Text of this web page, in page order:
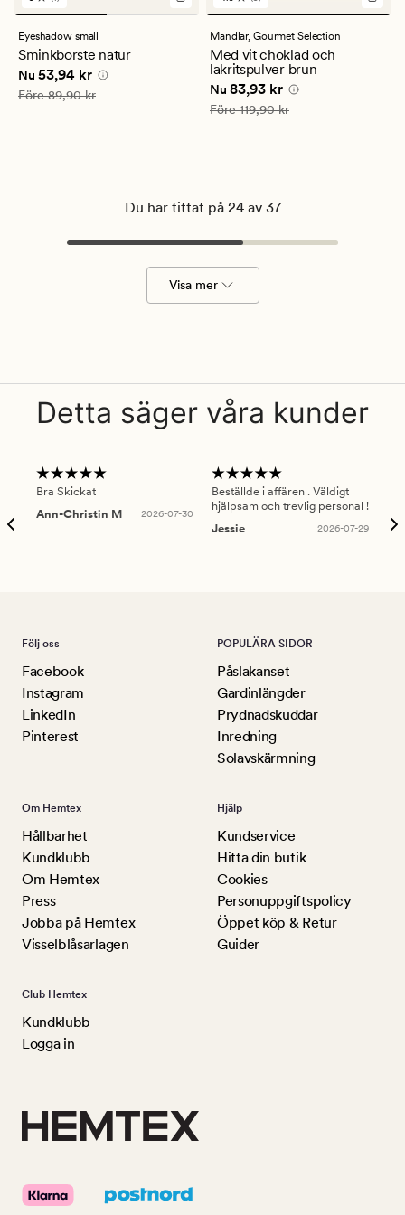
omdömen
med
ett
genomsnittligt
betyg
på
5
Eyeshadow small
Sminkborste natur
Nuvarande pris
Nu 53,94 kr
Ordinarie pris
Före89,90 kr
omdömen
med
ett
genomsnittligt
betyg
på
4.5
Mandlar, Gourmet Selection
Med vit choklad och
lakritspulver brun
Nuvarande pris
Nu 83,93 kr
Ordinarie pris 119,90 kr
Före119,90 kr
Du har tittat på 24 av 37
Visa mer
Detta säger våra kunder
Bra Skickat
Ann-Christin M
2026-07-30
Beställde i affären . Väldigt
hjälpsam och trevlig personal !
Jessie
2026-07-29
Följ oss
Facebook
Instagram
LinkedIn
Pinterest
POPULÄRA SIDOR
Påslakanset
Gardinlängder
Prydnadskuddar
Inredning
Solavskärmning
Om Hemtex
Hållbarhet
Kundklubb
Om Hemtex
Press
Jobba på Hemtex
Visselblåsarlagen
Hjälp
Kundservice
Hitta din butik
Cookies
Personuppgiftspolicy
Öppet köp & Retur
Guider
Club Hemtex
Kundklubb
Logga in